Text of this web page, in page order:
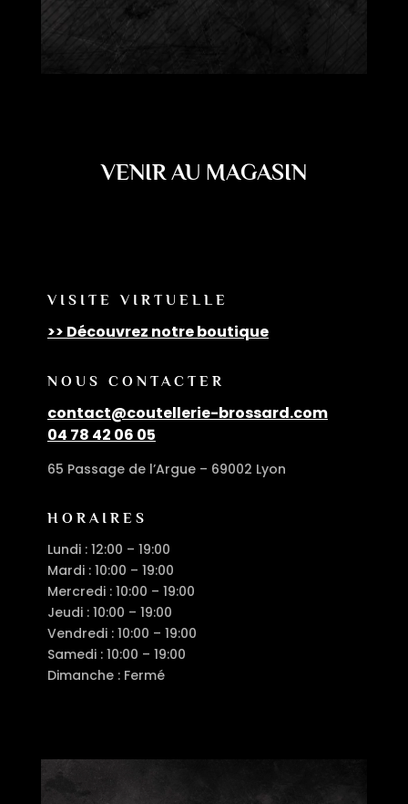
VENIR AU MAGASIN
VISITE VIRTUELLE
>> Découvrez notre boutique
NOUS CONTACTER
contact@coutellerie-brossard.com
04 78 42 06 05
65 Passage de l’Argue – 69002 Lyon
HORAIRES
Lundi : 12:00 – 19:00
Mardi : 10:00 – 19:00
Mercredi : 10:00 – 19:00
Jeudi : 10:00 – 19:00
Vendredi : 10:00 – 19:00
Samedi : 10:00 – 19:00
Dimanche : Fermé